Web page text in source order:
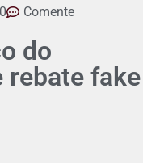
Comente
do
rebate fake